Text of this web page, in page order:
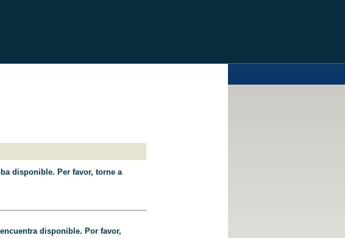
disponible. Per favor, torne a
disponible. Por favor,